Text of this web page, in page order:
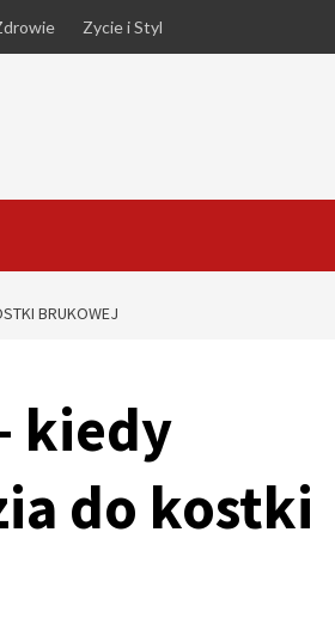
Zycie i Styl
BRUKOWEJ
kiedy
do kostki